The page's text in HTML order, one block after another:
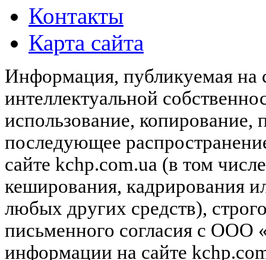
Контакты
Карта сайта
Информация, публикуемая на
интеллектуальной
использование, копирование,
последующее
сайте kchp.com.ua (в том
кеширования, кадрирования
любых других средств),
письменного согласия с
информации на сайте